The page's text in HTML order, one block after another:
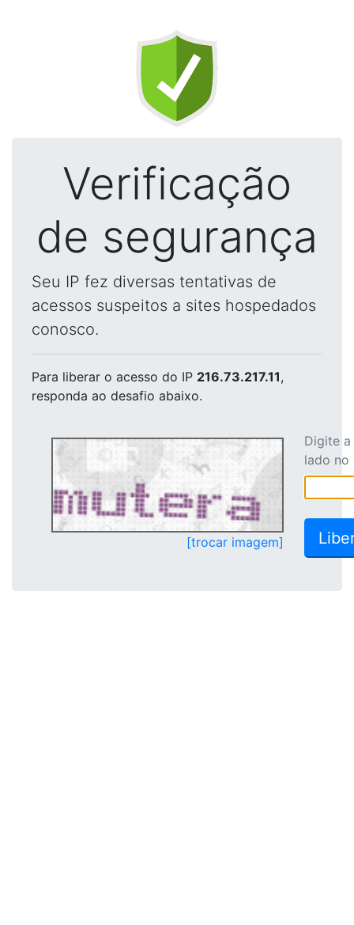
Verificação
de segurança
Seu IP fez diversas tentativas de
acessos suspeitos a sites hospedados
conosco.
Para liberar o acesso do IP 216.73.217.11,
responda ao desafio abaixo.
[trocar imagem]
Digite
lado no